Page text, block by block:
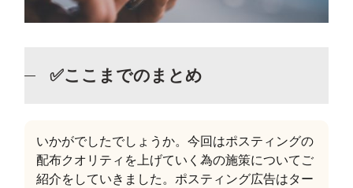
✅ここまでのまとめ
いかがでしたでしょうか。今回はポスティングの
配布クオリティを上げていく為の施策についてご
紹介をしていきました。ポスティング広告はター